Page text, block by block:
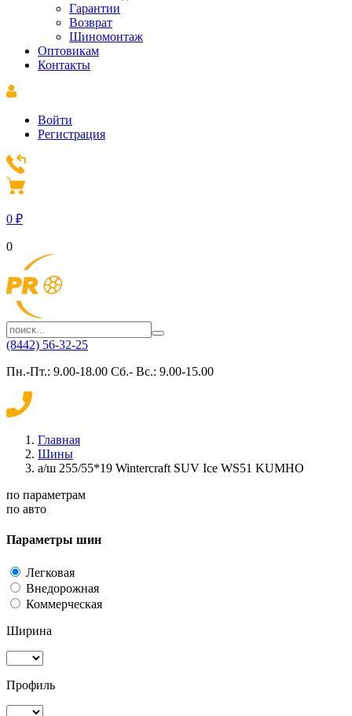
Гарантии
Возврат
Шиномонтаж
Оптовикам
Контакты
Войти
Регистрация
0 ₽
0
(8442) 56-32-25
Пн.-Пт.: 9.00-18.00 Сб.- Вс.: 9.00-15.00
Главная
Шины
а/ш 255/55*19 Wintercraft SUV Ice WS51 KUMHO
по параметрам
по авто
Параметры шин
Легковая
Внедорожная
Коммерческая
Ширина
Профиль